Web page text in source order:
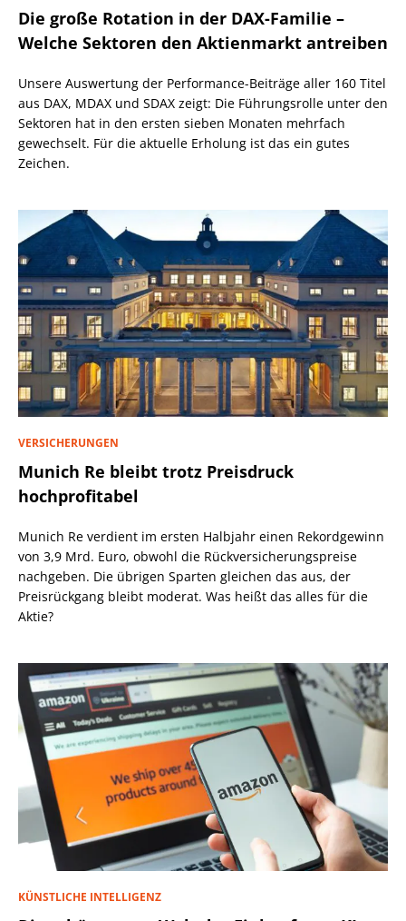
Die große Rotation in der DAX-Familie –
Welche Sektoren den Aktienmarkt antreiben
Unsere Auswertung der Performance-Beiträge aller 160 Titel
aus DAX, MDAX und SDAX zeigt: Die Führungsrolle unter den
Sektoren hat in den ersten sieben Monaten mehrfach
gewechselt. Für die aktuelle Erholung ist das ein gutes
Zeichen.
VERSICHERUNGEN
Munich Re bleibt trotz Preisdruck
hochprofitabel
Munich Re verdient im ersten Halbjahr einen Rekordgewinn
von 3,9 Mrd. Euro, obwohl die Rückversicherungspreise
nachgeben. Die übrigen Sparten gleichen das aus, der
Preisrückgang bleibt moderat. Was heißt das alles für die
Aktie?
KÜNSTLICHE INTELLIGENZ